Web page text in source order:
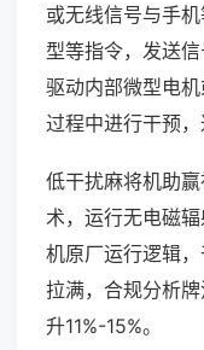
或无线信号与手
型等指令，发送
驱动内部微型电
过程中进行干预，
低干扰麻将机助
术，运行无电磁
机原厂运行逻辑
拉满，合规分析
升11%-15%。